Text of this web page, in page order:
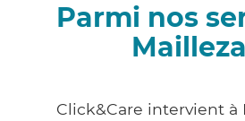
Parmi nos
Click&Care intervient à